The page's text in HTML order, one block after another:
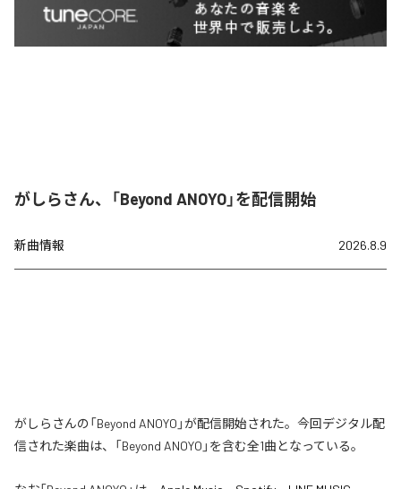
がしらさん、「Beyond ANOYO」を配信開始
新曲情報 2026.8.9
がしらさんの「Beyond ANOYO」が配信開始された。今回デジタル配
信された楽曲は、「Beyond ANOYO」を含む全1曲となっている。